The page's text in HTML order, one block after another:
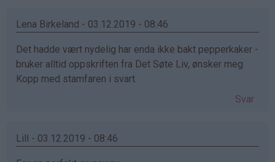
Lena Birkeland - 03.12.2019 - 08:46
Det hadde vært nydelig har enda ikke bakt pepperkaker -
bruker alltid oppskriften fra Det Søte Liv, ønsker meg
Kopp med stamfaren i svart.
Svar
Lill - 03.12.2019 - 08:46